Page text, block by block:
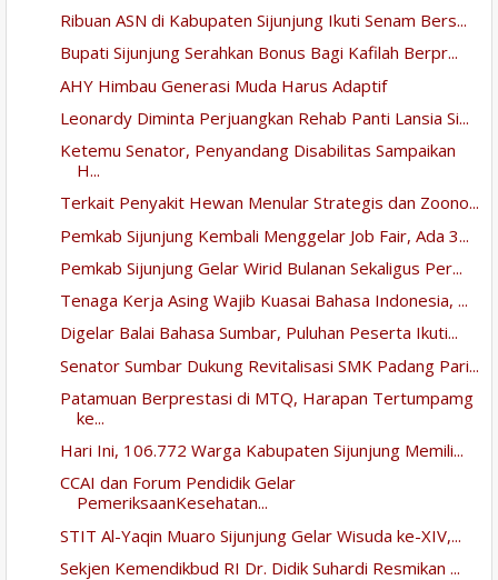
Ribuan ASN di Kabupaten Sijunjung Ikuti Senam Bers...
Bupati Sijunjung Serahkan Bonus Bagi Kafilah Berpr...
AHY Himbau Generasi Muda Harus Adaptif
Leonardy Diminta Perjuangkan Rehab Panti Lansia Si...
Ketemu Senator, Penyandang Disabilitas Sampaikan
H...
Terkait Penyakit Hewan Menular Strategis dan Zoono...
Pemkab Sijunjung Kembali Menggelar Job Fair, Ada 3...
Pemkab Sijunjung Gelar Wirid Bulanan Sekaligus Per...
Tenaga Kerja Asing Wajib Kuasai Bahasa Indonesia, ...
Digelar Balai Bahasa Sumbar, Puluhan Peserta Ikuti...
Senator Sumbar Dukung Revitalisasi SMK Padang Pari...
Patamuan Berprestasi di MTQ, Harapan Tertumpamg
ke...
Hari Ini, 106.772 Warga Kabupaten Sijunjung Memili...
CCAI dan Forum Pendidik Gelar
PemeriksaanKesehatan...
STIT Al-Yaqin Muaro Sijunjung Gelar Wisuda ke-XIV,...
Sekjen Kemendikbud RI Dr. Didik Suhardi Resmikan ...